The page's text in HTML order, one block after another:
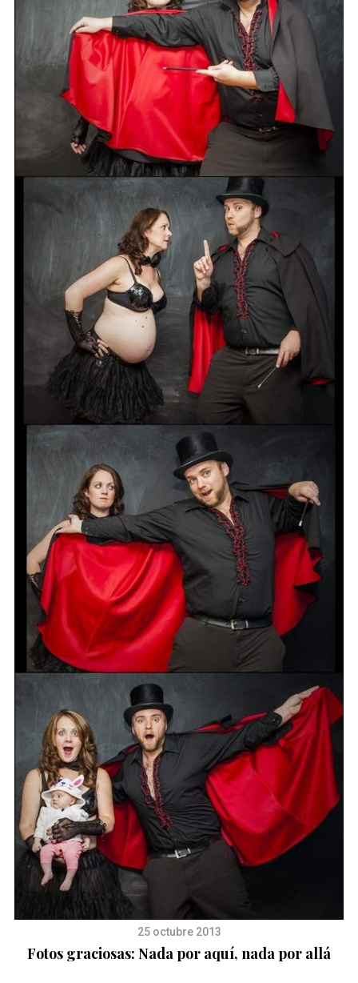
25 octubre 2013
Fotos graciosas: Nada por aquí, nada por allá
S
e
a
r
c
h
f
o
: